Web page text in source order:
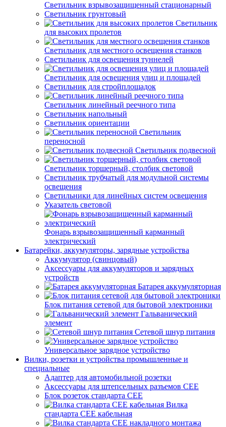
Светильник взрывозащищенный стационарный
Светильник грунтовый
Светильник
для высоких пролетов
Светильник для местного освещения станков
Светильник для освещения туннелей
Светильник для освещения улиц и площадей
Светильник для стройплощадок
Светильник линейный реечного типа
Светильник напольный
Светильник ориентации
Светильник
переносной
Светильник подвесной
Светильник торшерный, столбик световой
Светильник трубчатый для модульной системы
освещения
Светильники для линейных систем освещения
Указатель световой
Фонарь взрывозащищенный карманный
электрический
Батарейки, аккумуляторы, зарядные устройства
Аккумулятор (свинцовый)
Аксессуары для аккумуляторов и зарядных
устройств
Батарея аккумуляторная
Блок питания сетевой для бытовой электроники
Гальванический
элемент
Сетевой шнур питания
Универсальное зарядное устройство
Вилки, розетки и устройства промышленные и
специальные
Адаптер для автомобильной розетки
Аксессуары для штепсельных разъемов CEE
Блок розеток стандарта CEE
Вилка
стандарта CEE кабельная